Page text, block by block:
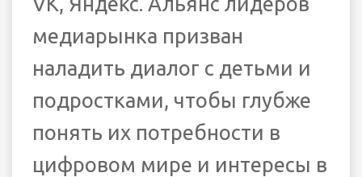
медиарынка призван
наладить диалог с детьми и
подростками, чтобы глубже
понять их потребности в
цифровом мире и интересы в